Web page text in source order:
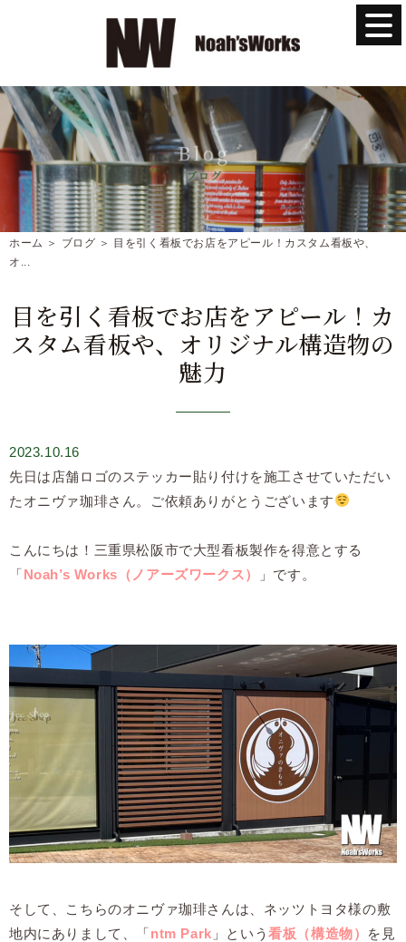
ホーム ＞ ブログ ＞ 目を引く看板でお店をアピール！カスタム看板や、
オ...
目を引く看板でお店をアピール！カ
スタム看板や、オリジナル構造物の
魅力
2023.10.16
先日は店舗ロゴのステッカー貼り付けを施工させていただい
たオニヴァ珈琲さん。ご依頼ありがとうございます
こんにちは！三重県松阪市で大型看板製作を得意とする
「Noah’s Works（ノアーズワークス） 」です。
そして、こちらのオニヴァ珈琲さんは、ネッツトヨタ様の敷
地内にありまして、「ntm Park 」という看板（構造物） を見